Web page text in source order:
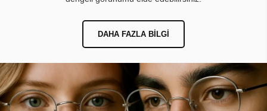
DAHA FAZLA BILGI